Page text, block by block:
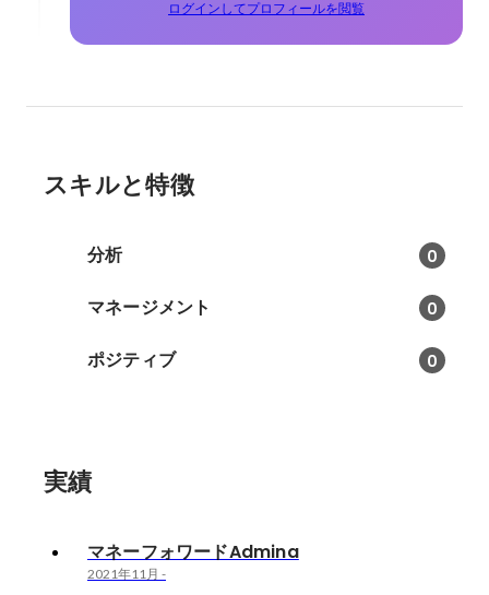
ログインしてプロフィールを閲覧
スキルと特徴
分析 0
マネージメント 0
ポジティブ 0
実績
マネーフォワードAdmina
2021年11月 -